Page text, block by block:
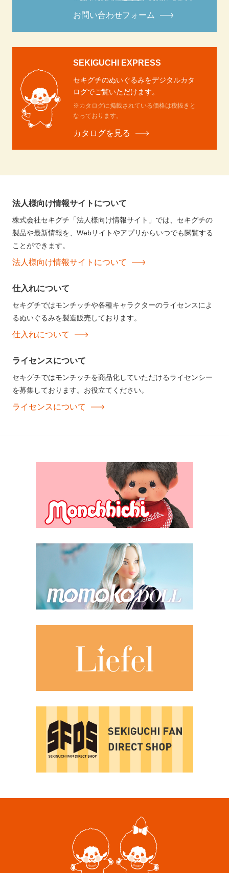
お問い合わせフォーム
SEKIGUCHI EXPRESS
セキグチのぬいぐるみをデジタルカタ
ログでご覧いただけます。
※カタログに掲載されている価格は税抜きと
なっております。
カタログを見る
法人様向け情報サイトについて
株式会社セキグチ「法人様向け情報サイト」では、セキグチの
製品や最新情報を、Webサイトやアプリからいつでも閲覧する
ことができます。
法人様向け情報サイトについて
仕入れについて
セキグチではモンチッチや各種キャラクターのライセンスによ
るぬいぐるみを製造販売しております。
仕入れについて
ライセンスについて
セキグチではモンチッチを商品化していただけるライセンシー
を募集しております。お役立てください。
ライセンスについて